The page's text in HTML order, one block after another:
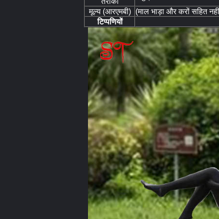
मूल्य (आरएमबी)
(माल भाड़ा और करों सहित
टिप्पणियों